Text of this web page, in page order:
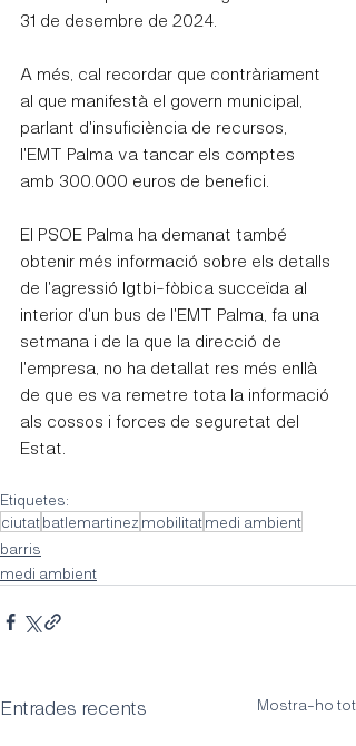
31 de desembre de 2024.
A més, cal recordar que contràriament
al que manifestà el govern municipal,
parlant d'insuficiència de recursos,
l'EMT Palma va tancar els comptes
amb 300.000 euros de benefici.
El PSOE Palma ha demanat també
obtenir més informació sobre els detalls
de l'agressió lgtbi-fòbica succeïda al
interior d'un bus de l'EMT Palma, fa una
setmana i de la que la direcció de
l'empresa, no ha detallat res més enllà
de que es va remetre tota la informació
als cossos i forces de seguretat del
Estat.
Etiquetes:
ciutatbatlemartinez mobilitatmedi ambient
barris
medi ambient
Entrades recents Mostra-ho tot